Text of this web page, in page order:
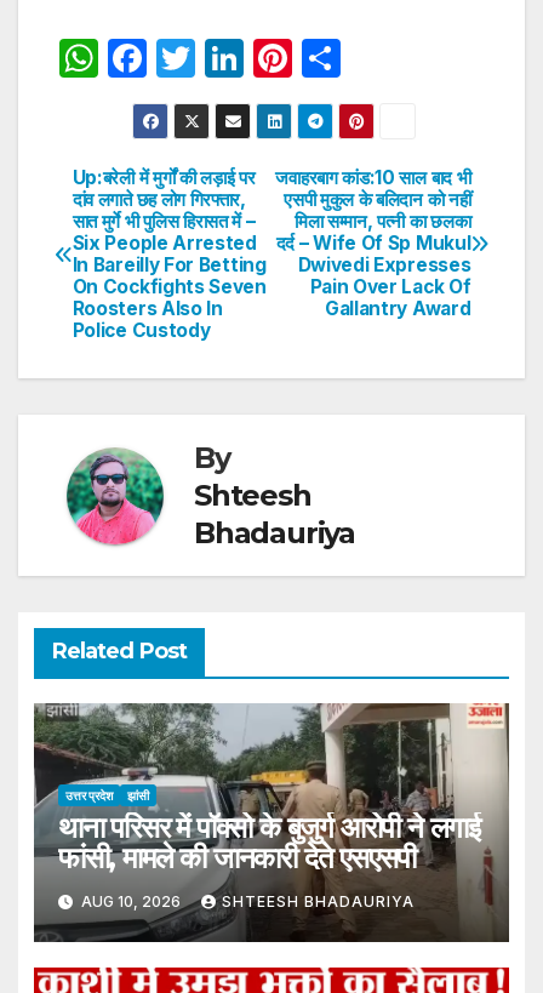
W
s
A
p
p
F
a
c
e
b
o
o
k
T
w
itt
er
Li
n
k
e
dI
n
Pi
nt
er
e
st
h
ar
e
Post
navigation
जवाहरबाग कांड:10 साल बाद भी
एसपी मुकुल के बलिदान को नहीं
मिला सम्मान, पत्नी का छलका
दर्द – Wife Of Sp Mukul
Dwivedi Expresses
Pain Over Lack Of
Gallantry Award
Up:बरेली में मुर्गों की लड़ाई पर
दांव लगाते छह लोग गिरफ्तार,
सात मुर्गे भी पुलिस हिरासत में –
Six People Arrested
In Bareilly For Betting
On Cockfights Seven
Roosters Also In
Police Custody
By
Shteesh
Bhadauriya
Related Post
उत्तर प्रदेश झांसी
थाना परिसर में पॉक्सो के बुजुर्ग आरोपी ने लगाई
फांसी, मामले की जानकारी देते एसएसपी
AUG 10, 2026 SHTEESH BHADAURIYA